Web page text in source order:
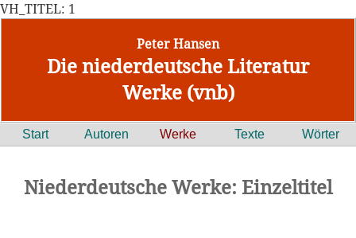
VH_TITEL: 1
Peter Hansen
Die niederdeutsche Literatur
Werke (vnb)
Start Autoren Werke Texte Wörter
Niederdeutsche Werke: Einzeltitel